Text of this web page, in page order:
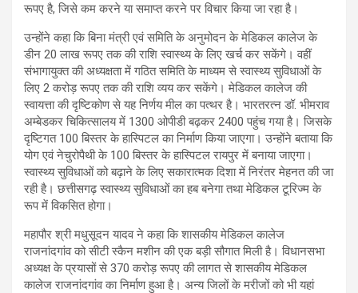
रूपए है, जिसे कम करने या समाप्त करने पर विचार किया जा रहा है।
उन्होंने कहा कि बिना मंत्री एवं समिति के अनुमोदन के मेडिकल कालेज के
डीन 20 लाख रूपए तक की राशि स्वास्थ्य के लिए खर्च कर सकेंगे। वहीं
संभागायुक्त की अध्यक्षता में गठित समिति के माध्यम से स्वास्थ्य सुविधाओं के
लिए 2 करोड़ रूपए तक की राशि व्यय कर सकेंगे। मेडिकल कालेज की
स्वायत्ता की दृष्टिकोण से यह निर्णय मील का पत्थर है। भारतरत्न डॉ. भीमराव
अम्बेडकर चिकित्सालय में 1300 ओपीडी बढ़कर 2400 पहुंच गया है। जिसके
दृष्टिगत 100 बिस्तर के हास्पिटल का निर्माण किया जाएगा। उन्होंने बताया कि
योग एवं नेचुरोपैथी के 100 बिस्तर के हास्पिटल रायपुर में बनाया जाएगा।
स्वास्थ्य सुविधाओं को बढ़ाने के लिए सकारात्मक दिशा में निरंतर मेहनत की जा
रही है। छत्तीसगढ़ स्वास्थ्य सुविधाओं का हब बनेगा तथा मेडिकल टूरिज्म के
रूप में विकसित होगा।
महापौर श्री मधुसूदन यादव ने कहा कि शासकीय मेडिकल कालेज
राजनांदगांव को सीटी स्कैन मशीन की एक बड़ी सौगात मिली है। विधानसभा
अध्यक्ष के प्रयासों से 370 करोड़ रूपए की लागत से शासकीय मेडिकल
कालेज राजनांदगांव का निर्माण हुआ है। अन्य जिलों के मरीजों को भी यहां